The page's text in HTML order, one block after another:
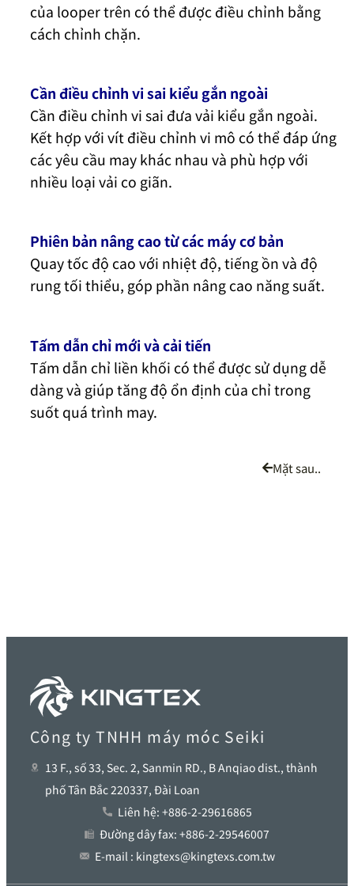
của looper trên có thể được điều chỉnh bằng
cách chỉnh chặn.
Cần điều chỉnh vi sai kiểu gắn ngoài
Cần điều chỉnh vi sai đưa vải kiểu gắn ngoài.
Kết hợp với vít điều chỉnh vi mô có thể đáp ứng
các yêu cầu may khác nhau và phù hợp với
nhiều loại vải co giãn.
Phiên bản nâng cao từ các máy cơ bản
Quay tốc độ cao với nhiệt độ, tiếng ồn và độ
rung tối thiểu, góp phần nâng cao năng suất.
Tấm dẫn chỉ mới và cải tiến
Tấm dẫn chỉ liền khối có thể được sử dụng dễ
dàng và giúp tăng độ ổn định của chỉ trong
suốt quá trình may.
Mặt sau..
Công ty TNHH máy móc Seiki
13 F., số 33, Sec. 2, Sanmin RD., B Anqiao dist., thành
phố Tân Bắc 220337, Đài Loan
Liên hệ: +886-2-29616865
Đường dây fax: +886-2-29546007
E-mail : kingtexs@kingtexs.com.tw